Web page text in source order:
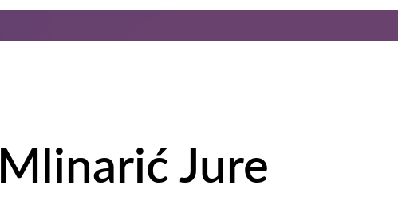
Mlinarić Jure